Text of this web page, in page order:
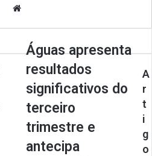
Águas apresenta
resultados
significativos do
terceiro
trimestre e
antecipa
A
r
t
i
g
o